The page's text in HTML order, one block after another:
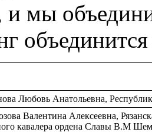
и мы
Любовь Анатольевна,
Валентина Алексеевна,
кавалера ордена Славы В.М